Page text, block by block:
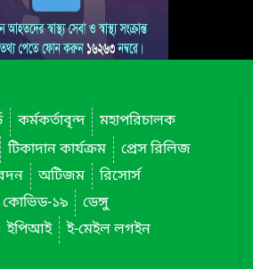
কর্মকর্তাবৃন্দ
মহাপরিচালক
টিকাদান কার্যক্রম
প্রেস রিলিজ
অটিজম
রিসোর্স
কোভিড-১৯
ডেঙ্গু
ইপিআই
ই-মেইল লগইন